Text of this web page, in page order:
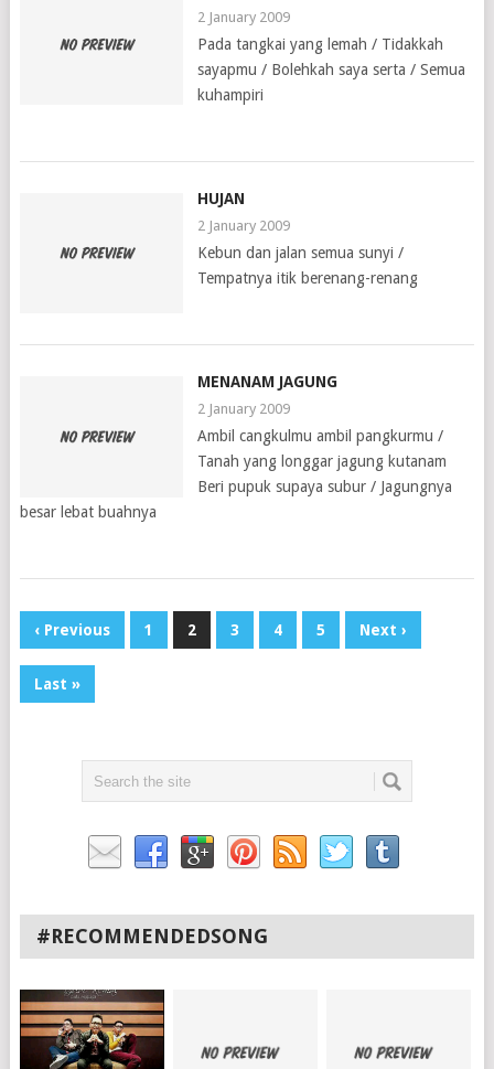
2 January 2009
Pada tangkai yang lemah / Tidakkah
sayapmu / Bolehkah saya serta / Semua
kuhampiri
HUJAN
2 January 2009
Kebun dan jalan semua sunyi /
Tempatnya itik berenang-renang
MENANAM JAGUNG
2 January 2009
Ambil cangkulmu ambil pangkurmu /
Tanah yang longgar jagung kutanam
Beri pupuk supaya subur / Jagungnya
besar lebat buahnya
‹ Previous 1 2 3 4 5 Next ›
Last »
#RECOMMENDEDSONG